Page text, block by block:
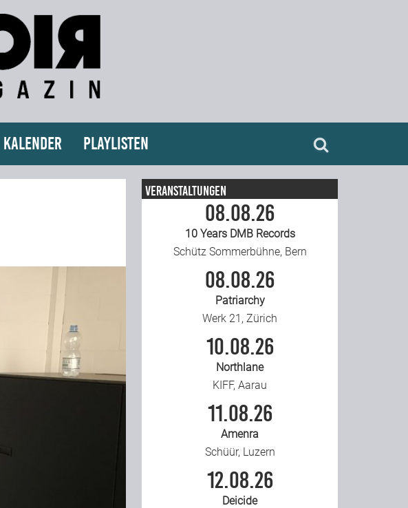
Kalender Playlisten
Veranstaltungen
08.08.26
10 Years DMB Records
Schütz Sommerbühne, Bern
08.08.26
Patriarchy
Werk 21, Zürich
10.08.26
Northlane
KIFF, Aarau
11.08.26
Amenra
Schüür, Luzern
12.08.26
Deicide